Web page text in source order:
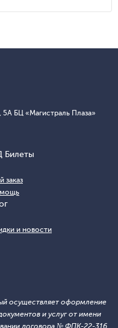
5А БЦ «Магистраль Плаза»
Билеты
заказ
и новости
осуществляет оформление
и услуг от имени
договора № ФПК-22-316